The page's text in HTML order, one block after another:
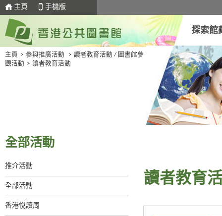
主頁 手機版
探索館
主頁 > 參與推廣活動 > 讀者教育活動 / 圖書館參
觀活動 > 讀者教育活動
全部活動
推介活動
全部活動
香港悅讀周
讀者教育